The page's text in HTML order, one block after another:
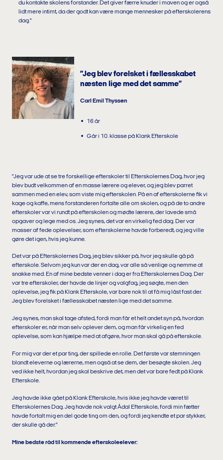
du kontakte skolens forstander. Det giver færre knuder i maven og er også
lidt mere intimt, da der godt kan være mange mennesker på efterskolerens
dag.”
”Jeg blev forelsket i fællesskabet
næsten lige med det samme”
Carl Emil Thyssen
16 år
Går i 10. klasse på Klank Efterskole
”Jeg var ude at se tre forskellige efterskoler til Efterskolernes Dag, hvor jeg
blev budt velkommen af en masse lærere og elever, og jeg blev parret
sammen med en elev, som viste mig efterskolen. På en af efterskolerne fik vi
kage og kaffe, mens forstanderen fortalte alle om skolen, og på de to andre
efterskoler var vi rundt på efterskolen og mødte lærere, der lavede små
opgaver og lege med os. Jeg synes, det var en virkelig fed dag. Der var
masser af fede oplevelser, som efterskolerne havde forberedt, og jeg ville
gøre det igen, hvis jeg kunne.
Det var på Efterskolernes Dag, jeg blev sikker på, hvor jeg skulle gå på
efterskole. Selvom jeg kun var der en dag, var alle så venlige og nemme at
snakke med. En af mine bedste venner i dag er fra Efterskolernes Dag. Der
var tre efterskoler, der havde de linjer og valgfag, jeg søgte, men den
oplevelse, jeg fik på Klank Efterskole, var bare nok til at få mig låst fast der.
Jeg blev forelsket i fællesskabet næsten lige med det samme.
Jeg synes, man skal tage afsted, fordi man får et helt andet syn på, hvordan
efterskoler er, når man selv oplever dem, og man får virkelig en fed
oplevelse, som kan hjælpe med at afgøre, hvor man skal gå på efterskole.
For mig var der et par ting, der spillede en rolle. Det første var stemningen
blandt eleverne og lærerne, men også at se dem, der besøgte skolen. Jeg
ved ikke helt, hvordan jeg skal beskrive det, men det var bare fedt på Klank
Efterskole.
Jeg havde ikke gået på Klank Efterskole, hvis ikke jeg havde været til
Efterskolernes Dag. Jeg havde nok valgt Ådal Efterskole, fordi min fætter
havde fortalt mig en del gode ting om den, og fordi jeg kendte et par stykker,
der skulle gå der.”
Mine bedste råd til kommende efterskoleelever: